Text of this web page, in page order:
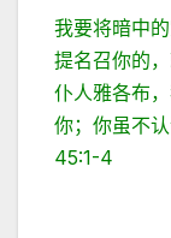
我要将暗中
提名召你的
仆人雅各布
你；你虽不
45:1-4